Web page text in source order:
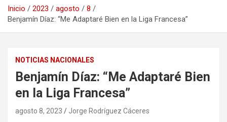
Inicio 2023 agosto
8
Benjamín Díaz: “Me Adaptaré Bien en la Liga Francesa”
NOTICIAS NACIONALES
Benjamín Díaz: “Me Adaptaré Bien
en la Liga Francesa”
agosto 8, 2023 Jorge Rodríguez Cáceres